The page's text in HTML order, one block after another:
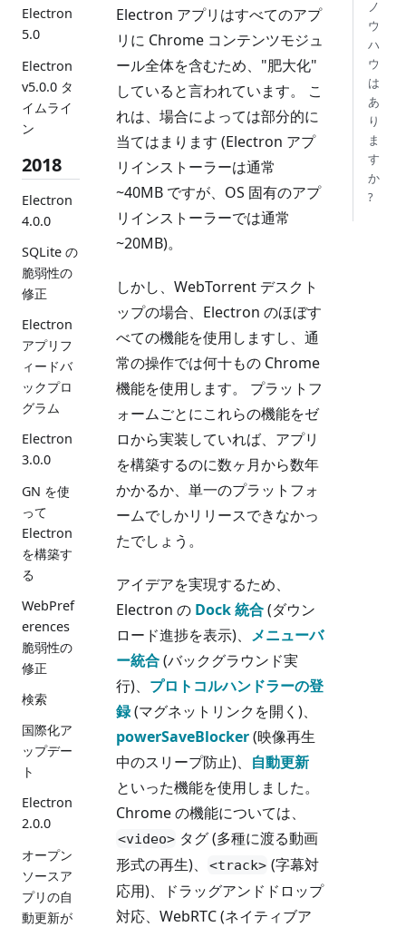
Electron
5.0
Electron
v5.0.0 タ
イムライ
ン
2018
Electron
4.0.0
SQLite の
脆弱性の
修正
Electron
アプリフ
ィードバ
ックプロ
グラム
Electron
3.0.0
GN を使
って
Electron
を構築す
る
WebPref
erences
脆弱性の
修正
検索
国際化ア
ップデー
ト
Electron
2.0.0
オープン
ソースア
プリの自
動更新が
Electron アプリはすべてのアプ
リに Chrome コンテンツモジュ
ール全体を含むため、"肥大化"
していると言われています。 こ
れは、場合によっては部分的に
当てはまります (Electron アプ
リインストーラーは通常
~40MB ですが、OS 固有のアプ
リインストーラーでは通常
~20MB)。
しかし、WebTorrent デスクト
ップの場合、Electron のほぼす
べての機能を使用しますし、通
常の操作では何十もの Chrome
機能を使用します。 プラットフ
ォームごとにこれらの機能をゼ
ロから実装していれば、アプリ
を構築するのに数ヶ月から数年
かかるか、単一のプラットフォ
ームでしかリリースできなかっ
たでしょう。
アイデアを実現するため、
Electron の Dock 統合(ダウン
ロード進捗を表示)、 メニューバ
ー統合(バックグラウンド実
行)、 プロトコルハンドラーの登
録(マグネットリンクを開く)、
powerSaveBlocker(映像再生
中のスリープ防止)、 自動更新
といった機能を使用しました。
Chrome の機能については、
<video> タグ (多種に渡る動画
形式の再生)、
<track> (字幕対
応用)、ドラッグアンドドロップ
対応、WebRTC (ネイティブア
ノ
ウ
ハ
ウ
は
あ
り
ま
す
か
?